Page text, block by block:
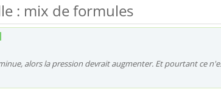
: mix de formules
alors la pression devrait augmenter. Et pourtant ce